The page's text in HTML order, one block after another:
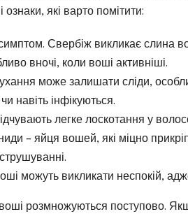
які варто помітити:
Свербіж викликає слина
вночі, коли воші активніші.
може залишати сліди,
навіть інфікуються.
легке лоскотання у
– яйця вошей, які міцно
можуть викликати неспокій,
розмножуються поступово.